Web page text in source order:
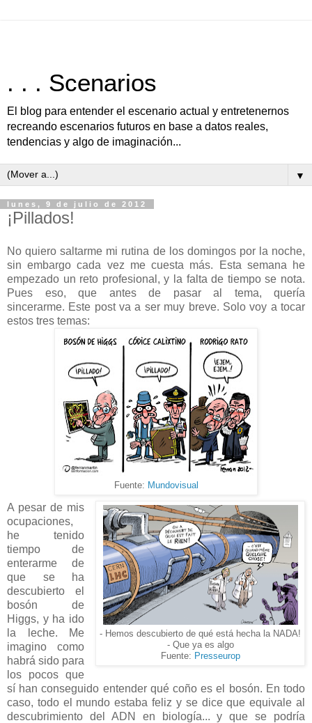
. . . Scenarios
El blog para entender el escenario actual y entretenernos
recreando escenarios futuros en base a datos reales,
tendencias y algo de imaginación...
▼
lunes, 9 de julio de 2012
¡Pillados!
No quiero saltarme mi rutina de los domingos por la noche,
sin embargo cada vez me cuesta más. Esta semana he
empezado un reto profesional, y la falta de tiempo se nota.
Pues eso, que antes de pasar al tema, quería
sincerarme. Este post va a ser muy breve. Solo voy a tocar
estos tres temas:
Fuente: Mundovisual
- Hemos descubierto de qué está hecha la NADA!
- Que ya es algo
Fuente: Presseurop
A pesar de mis
ocupaciones,
he tenido
tiempo de
enterarme de
que se ha
descubierto el
bosón de
Higgs, y ha ido
la leche. Me
imagino como
habrá sido para
los pocos que
sí han conseguido entender qué coño es el bosón. En todo
caso, todo el mundo estaba feliz y se dice que equivale al
descubrimiento del ADN en biología... y que se podría